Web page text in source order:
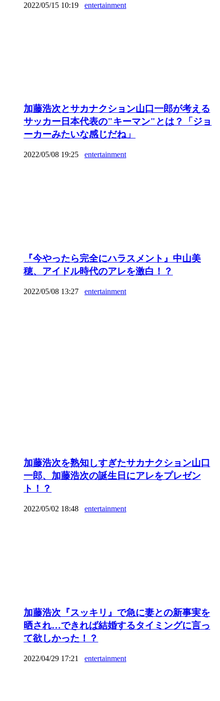
2022/05/15 10:19 entertainment
加藤浩次とサカナクション山口一郎が考える
サッカー日本代表の"キーマン"とは？「ジョ
ーカーみたいな感じだね」
2022/05/08 19:25 entertainment
『今やったら完全にハラスメント』中山美
穂、アイドル時代のアレを激白！？
2022/05/08 13:27 entertainment
加藤浩次を熟知しすぎたサカナクション山口
一郎、加藤浩次の誕生日にアレをプレゼン
ト！？
2022/05/02 18:48 entertainment
加藤浩次『スッキリ』で急に妻との新事実を
晒され…できれば結婚するタイミングに言っ
て欲しかった！？
2022/04/29 17:21 entertainment